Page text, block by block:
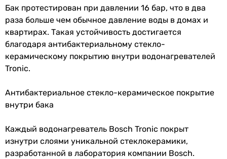
100 л
100 л
100 л
100 л
100 л
100 л
100 л
Фактический объём воды
95 л
100 л
Управление механическое
Электропитание 230 В
Класс защиты IPX4
внутреннего
бака
Покрытие
внутреннего
бака
эмаль
Бак протестирован при давлении 16 бар, что в два
раза больше чем обычное давление воды в домах и
квартирах. Такая устойчивость достигается
благодаря антибактериальному стекло-
керамическому покрытию внутри водонагревателей
Tronic.
Антибактериальное стекло-керамическое покрытие
внутри бака
Каждый водонагреватель Bosch Tronic покрыт
изнутри слоями уникальной стеклокерамики,
разработанной в лаборатория компании Bosch.